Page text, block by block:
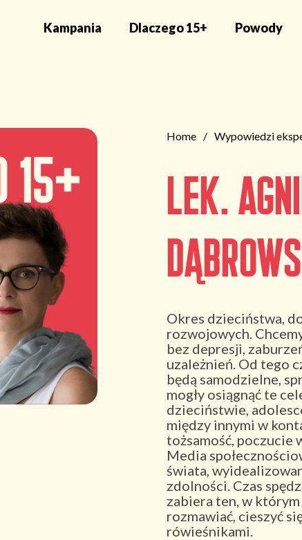
Kampania Dlaczego 15+ Powody
Home Wypowiedzi
Lek.
Okres dzieciństwa,
rozwojowych.
bez depresji,
uzależnień. Od tego
będą samodzielne,
mogły osiągnąć te
dzieciństwie,
między innymi w
tożsamość, poczucie
Media
świata,
zdolności. Czas
zabiera ten, w
rozmawiać, cieszyć
rówieśnikami.